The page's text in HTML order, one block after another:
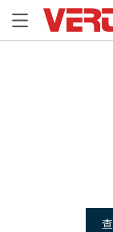
已加入購物車